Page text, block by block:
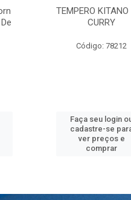
TEMPERO KITANO
CURRY
Código: 78212
Faça seu login
cadastre-se
ver preços e
comprar